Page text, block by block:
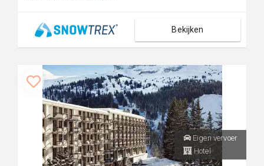
Bekijken
Eigen vervoer
Hotel